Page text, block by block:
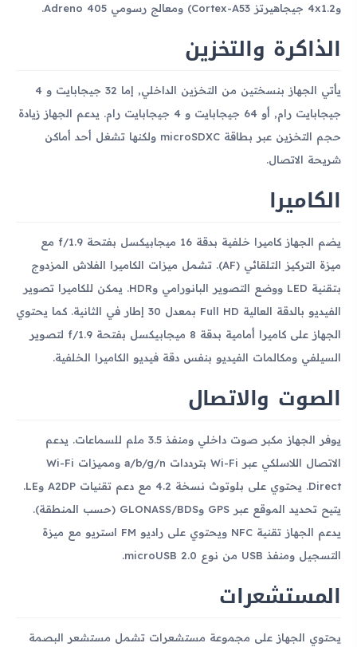
و4x1.2 جيجاهيرتز Cortex-A53) ومعالج رسومي Adreno 405.
الذاكرة والتخزين
يأتي الجهاز بنسختين من التخزين الداخلي, إما 32 جيجابايت و 4
جيجابايت رام, أو 64 جيجابايت و 4 جيجابايت رام. يدعم الجهاز زيادة
حجم التخزين عبر بطاقة microSDXC ولكنها تشغل أحد أماكن
شريحة الاتصال.
الكاميرا
يضم الجهاز كاميرا خلفية بدقة 16 ميجابيكسل بفتحة f/1.9 مع
ميزة التركيز التلقائي (AF). تشمل ميزات الكاميرا الفلاش المزدوج
بتقنية LED ووضع التصوير البانورامي وHDR. يمكن للكاميرا تصوير
الفيديو بالدقة العالية Full HD بمعدل 30 إطار في الثانية. كما يحتوي
الجهاز على كاميرا أمامية بدقة 8 ميجابيكسل بفتحة f/1.9 لتصوير
السيلفي ومكالمات الفيديو بنفس دقة فيديو الكاميرا الخلفية.
الصوت والاتصال
يوفر الجهاز مكبر صوت داخلي ومنفذ 3.5 ملم للسماعات. يدعم
الاتصال اللاسلكي عبر Wi-Fi بترددات a/b/g/n ومميزات Wi-Fi
Direct. يحتوي على بلوتوث نسخة 4.2 مع دعم تقنيات A2DP وLE.
يتيح تحديد الموقع عبر GPS وGLONASS/BDS (حسب المنطقة).
يدعم الجهاز تقنية NFC ويحتوي على راديو FM استريو مع ميزة
التسجيل ومنفذ USB من نوع microUSB 2.0.
المستشعرات
يحتوي الجهاز على مجموعة مستشعرات تشمل مستشعر البصمة